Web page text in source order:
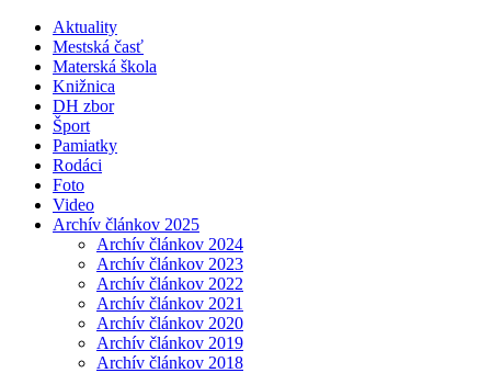
Aktuality
Mestská časť
Materská škola
Knižnica
DH zbor
Šport
Pamiatky
Rodáci
Foto
Video
Archív článkov 2025
Archív článkov 2024
Archív článkov 2023
Archív článkov 2022
Archív článkov 2021
Archív článkov 2020
Archív článkov 2019
Archív článkov 2018